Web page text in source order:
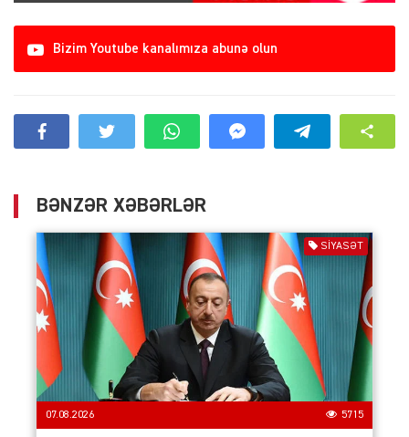
Bizim Youtube kanalımıza abunə olun
BƏNZƏR XƏBƏRLƏR
SIYASƏT
07.08.2026 5715